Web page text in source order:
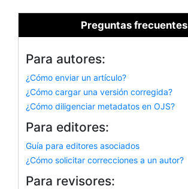
Preguntas frecuentes
Para autores:
¿Cómo enviar un artículo?
¿Cómo cargar una versión corregida?
¿Cómo diligenciar metadatos en OJS?
Para editores:
Guía para editores asociados
¿Cómo solicitar correcciones a un autor?
Para revisores: